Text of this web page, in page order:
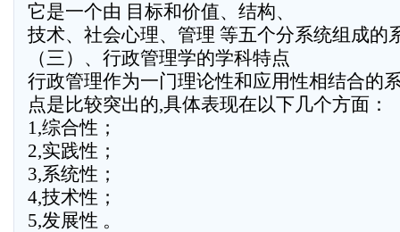
它是一个由 目标和价值、结构、
技术、社会心理、管理 等五个分系统组成的
（三）、行政管理学的学科特点
行政管理作为一门理论性和应用性相结合的
点是比较突出的,具体表现在以下几个方面：
1,综合性；
2,实践性；
3,系统性；
4,技术性；
5,发展性 。